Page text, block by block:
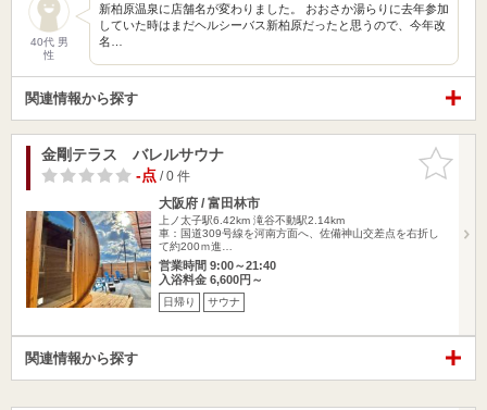
40代 男
性
新柏原温泉に店舗名が変わりました。 おおさか湯らりに去年参加
していた時はまだヘルシーバス新柏原だったと思うので、今年改
名…
関連情報から探す
お気に入
りに追加
金剛テラス バレルサウナ
-点/ 0 件
大阪府 / 富田林市
上ノ太子駅6.42km 滝谷不動駅2.14km
車：国道309号線を河南方面へ、佐備神山交差点を右折し
て約200ｍ進…
営業時間 9:00～21:40
入浴料金 6,600円～
日帰り サウナ
関連情報から探す